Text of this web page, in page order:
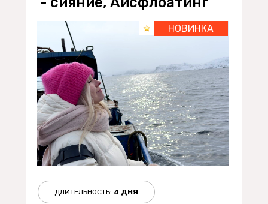
ДЛИТЕЛЬНОСТЬ: 4 ДНЯ
НОВИНКА